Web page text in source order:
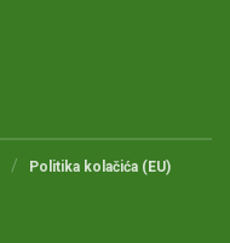
Politika kolačića (EU)